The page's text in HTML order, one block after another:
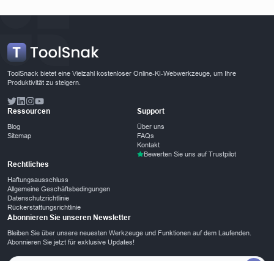
ToolSnack bietet eine Vielzahl kostenloser Online-KI-Webwerkzeuge, um Ihre
Produktivität zu steigern.
Ressourcen
Blog
Sitemap
Support
Über uns
FAQs
Kontakt
Bewerten Sie uns auf Trustpilot
Rechtliches
Haftungsausschluss
Allgemeine Geschäftsbedingungen
Datenschutzrichtlinie
Rückerstattungsrichtlinie
Abonnieren Sie unseren Newsletter
Bleiben Sie über unsere neuesten Werkzeuge und Funktionen auf dem Laufenden.
Abonnieren Sie jetzt für exklusive Updates!